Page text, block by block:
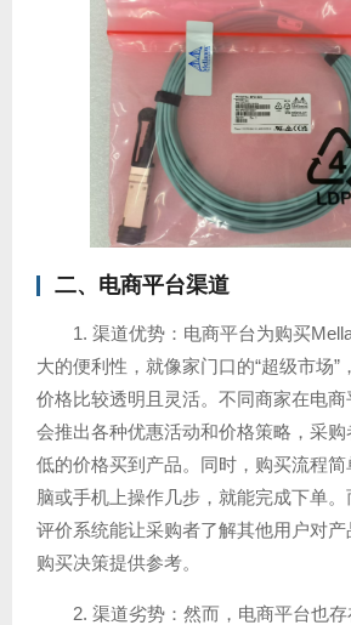
二、电商平台渠道
1. 渠道优势：电商平台为购买
大的便利性，就像家门口的“超级市场”
价格比较透明且灵活。不同商家在电商
会推出各种优惠活动和价格策略，采
低的价格买到产品。同时，购买流程
脑或手机上操作几步，就能完成下单
评价系统能让采购者了解其他用户对
购买决策提供参考。
2. 渠道劣势：然而，电商平台也